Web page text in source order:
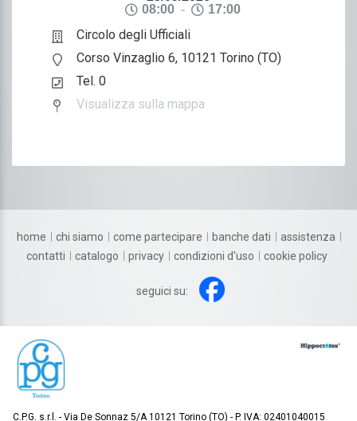
08:00 - 17:00
Circolo degli Ufficiali
Corso Vinzaglio 6, 10121 Torino (TO)
Tel. 0
Visualizza sulla mappa
home chi siamo come partecipare banche dati
assistenza
contatti
catalogo privacy condizioni d'uso cookie policy
seguici su:
C.P.G. s.r.l. Via De Sonnaz 5/A 10121 Torino (TO) P. IVA: 02401040015